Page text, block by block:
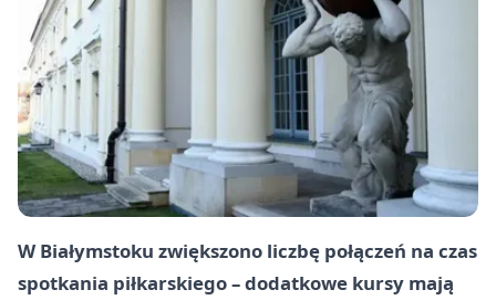
W Białymstoku zwiększono liczbę połączeń na czas
spotkania piłkarskiego – dodatkowe kursy mają